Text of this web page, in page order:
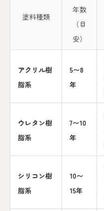
塗料種類
年数
（目
安）
アクリル樹
脂系
5〜8
年
ウレタン樹
脂系
7〜10
年
シリコン樹
脂系
10〜
15年